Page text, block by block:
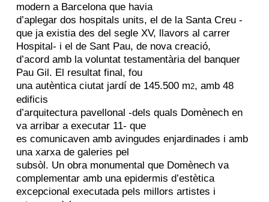
modern a Barcelona que havia
d’aplegar dos hospitals units, el de la Santa Creu -
que ja existia des del segle XV, llavors al carrer
Hospital- i el de Sant Pau, de nova creació,
d’acord amb la voluntat testamentària del banquer
Pau Gil. El resultat final, fou
una autèntica ciutat jardí de 145.500 m2, amb 48
edificis
d’arquitectura pavellonal -dels quals Domènech en
va arribar a executar 11- que
es comunicaven amb avingudes enjardinades i amb
una xarxa de galeries pel
subsòl. Un obra monumental que Domènech va
complementar amb una epidermis d’estètica
excepcional executada pels millors artistes i